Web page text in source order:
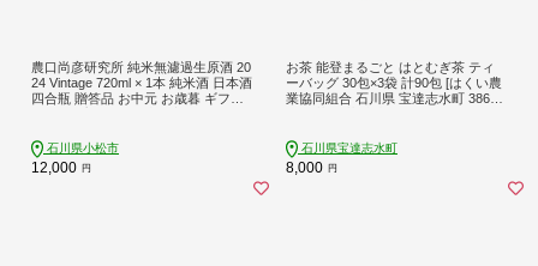
農口尚彦研究所 純米無濾過生原酒 20
24 Vintage 720ml × 1本 純米酒 日本酒
四合瓶 贈答品 お中元 お歳暮 ギフト
石川県小松市
12,000 円
お茶 能登まるごと はとむぎ茶 ティ
ーバッグ 30包×3袋 計90包 [はくい農
業協同組合 石川県 宝達志水町 38600
ムギ 煮出し
石川県宝達志水町
8,000 円